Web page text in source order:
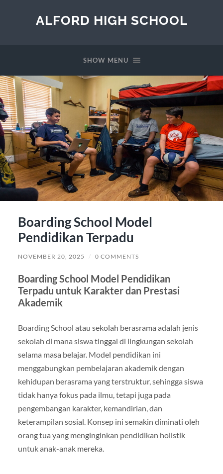
ALFORD HIGH SCHOOL
SHOW MENU
Boarding School Model
Pendidikan Terpadu
NOVEMBER 20, 2025 / 0 COMMENTS
Boarding School Model Pendidikan
Terpadu untuk Karakter dan Prestasi
Akademik
Boarding School atau sekolah berasrama adalah jenis
sekolah di mana siswa tinggal di lingkungan sekolah
selama masa belajar. Model pendidikan ini
menggabungkan pembelajaran akademik dengan
kehidupan berasrama yang terstruktur, sehingga siswa
tidak hanya fokus pada ilmu, tetapi juga pada
pengembangan karakter, kemandirian, dan
keterampilan sosial. Konsep ini semakin diminati oleh
orang tua yang menginginkan pendidikan holistik
untuk anak-anak mereka.